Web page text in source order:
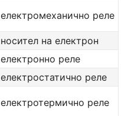
електромеханично реле
носител на електрон
електронно реле
електростатично реле
електротермично реле